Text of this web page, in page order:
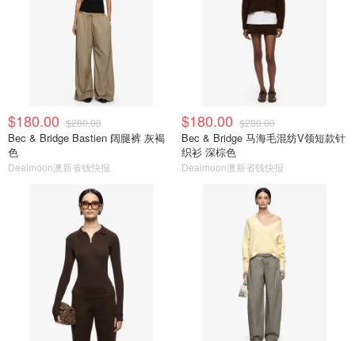
$180.00 $280.00
Bec & Bridge Bastien 阔腿裤 灰褐
色
Dealmoon澳新省钱快报
$180.00 $280.00
Bec & Bridge 马海毛混纺V领短款针
织衫 深棕色
Dealmoon澳新省钱快报